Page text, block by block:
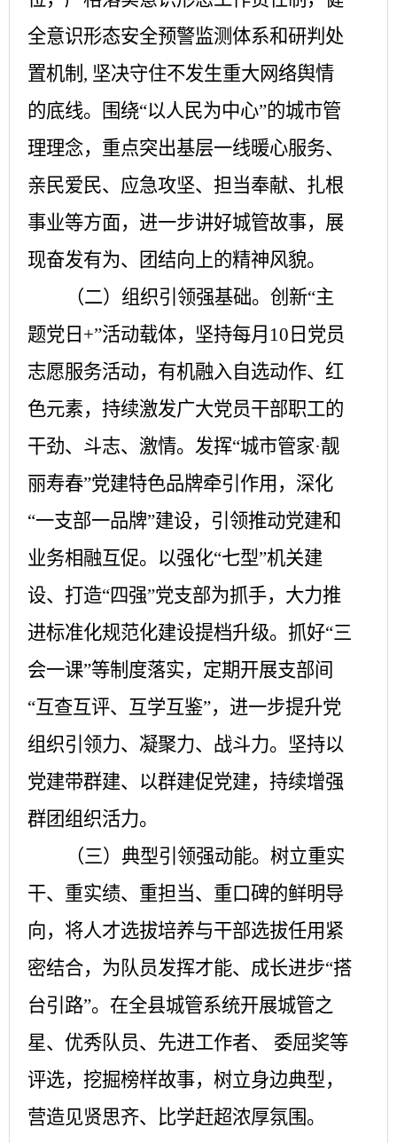
全意识形态安全预警监测体系和研判处
置机制, 坚决守住不发生重大网络舆情
的底线。围绕“以人民为中心”的城市管
理理念，重点突出基层一线暖心服务、
亲民爱民、应急攻坚、担当奉献、扎根
事业等方面，进一步讲好城管故事，展
现奋发有为、团结向上的精神风貌。
（二）组织引领强基础。 创新“主
题党日+”活动载体，坚持每月10日党员
志愿服务活动，有机融入自选动作、红
色元素，持续激发广大党员干部职工的
干劲、斗志、激情。发挥“城市管家·靓
丽寿春”党建特色品牌牵引作用，深化
“一支部一品牌”建设，引领推动党建和
业务相融互促。以强化“七型”机关建
设、打造“四强”党支部为抓手，大力推
进标准化规范化建设提档升级。抓好“三
会一课”等制度落实，定期开展支部间
“互查互评、互学互鉴”，进一步提升党
组织引领力、凝聚力、战斗力。坚持以
党建带群建、以群建促党建，持续增强
群团组织活力。
（三）典型引领强动能。 树立重实
干、重实绩、重担当、重口碑的鲜明导
向，将人才选拔培养与干部选拔任用紧
密结合，为队员发挥才能、成长进步“搭
台引路”。在全县城管系统开展城管之
星、优秀队员、先进工作者、 委屈奖等
评选，挖掘榜样故事，树立身边典型，
营造见贤思齐、比学赶超浓厚氛围。